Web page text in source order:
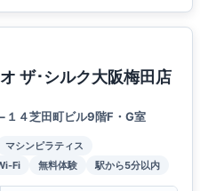
ザ･シルク大阪梅田店
１４芝田町ビル9階F・G室
マシンピラティス
Fi 無料体験 駅から5分以内